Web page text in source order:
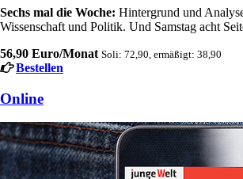
Sechs mal die Woche: Hintergrund und
Wissenschaft und Politik. Und Samstag acht
56,90 Euro/Monat Soli: 72,90, ermäßigt: 38,90
Bestellen
Online